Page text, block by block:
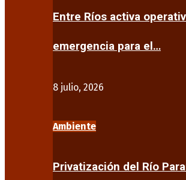
Entre Ríos activa
emergencia para el…
8 julio, 2026
Ambiente
Privatización del Río